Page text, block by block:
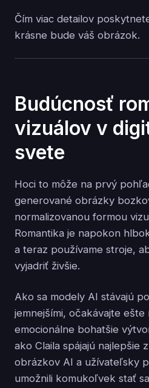
Čím viac detailov
krásne bude váš obrázok.
Budúcnosť
vizuálov v
svete
Hoci to môže na prvý
generované obrázky
normalizovanou formou
Romantika je napokon
a teraz používame stroje,
vyjadriť živšie.
Ako sa modely AI stávajú
jemnejšími, očakávajte ešte
emocionálne bohatšie
ako Claila spájajú najlepšie
obrázkov AI a užívateľsky
umožnili komukoľvek stať